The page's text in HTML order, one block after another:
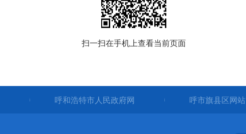
扫一扫在手机上查看当前页面
呼和浩特市人民政府网 呼市旗县区网站